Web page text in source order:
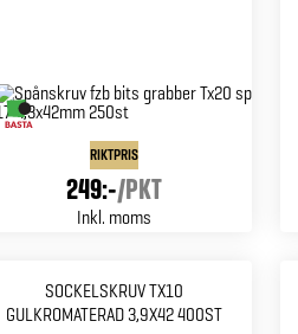
RIKTPRIS
249:-/PKT
Inkl. moms
SOCKELSKRUV TX10
GULKROMATERAD 3,9X42 400ST